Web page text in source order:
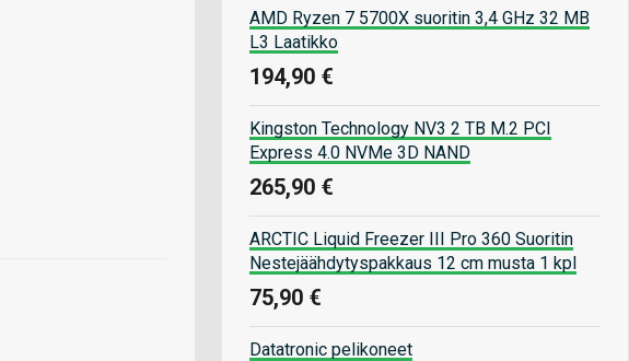
AMD Ryzen 7 5700X suoritin 3,4 GHz 32 MB
L3 Laatikko
194,90 €
Kingston Technology NV3 2 TB M.2 PCI
Express 4.0 NVMe 3D NAND
265,90 €
ARCTIC Liquid Freezer III Pro 360 Suoritin
Nestejäähdytyspakkaus 12 cm musta 1 kpl
75,90 €
Datatronic pelikoneet